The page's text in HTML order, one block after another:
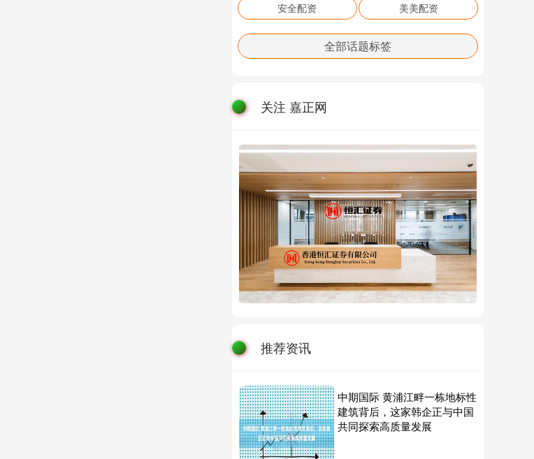
安全配资 美美配资
全部话题标签
关注 嘉正网
推荐资讯
中期国际 黄浦江畔一栋地标性
建筑背后，这家韩企正与中国
共同探索高质量发展